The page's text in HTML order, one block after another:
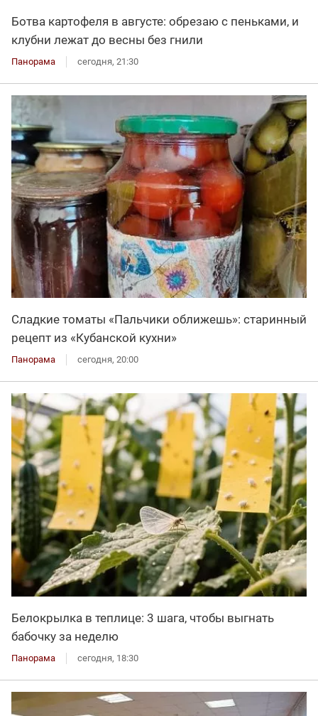
Ботва картофеля в августе: обрезаю с пеньками, и
клубни лежат до весны без гнили
Панорама сегодня, 21:30
Сладкие томаты «Пальчики оближешь»: старинный
рецепт из «Кубанской кухни»
Панорама сегодня, 20:00
Белокрылка в теплице: 3 шага, чтобы выгнать
бабочку за неделю
Панорама сегодня, 18:30